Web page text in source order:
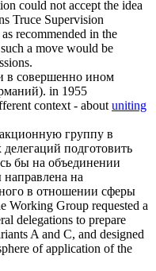
could not accept the idea
Truce Supervision
recommended in the
a move would be
в совершенно ином
in 1955
context - aboutuniting
группу в
делегаций подготовить
бы на объединении
на
в отношении сферы
Working Group requested a
delegations to prepare
A and C, and designed
of application of the